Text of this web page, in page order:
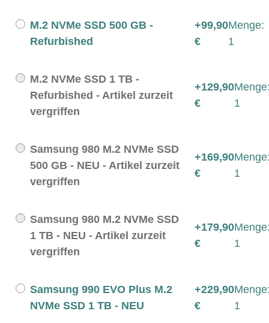
M.2 NVMe SSD 500 GB -
Refurbished
+99,90
€
Menge:
1
M.2 NVMe SSD 1 TB -
Refurbished - Artikel zurzeit
vergriffen
+129,90
€
1
Samsung 980 M.2 NVMe SSD
500 GB - NEU - Artikel zurzeit
vergriffen
+169,90
€
1
Samsung 980 M.2 NVMe SSD
1 TB - NEU - Artikel zurzeit
vergriffen
+179,90
€
1
Samsung 990 EVO Plus M.2
NVMe SSD 1 TB - NEU
+229,90
€
1